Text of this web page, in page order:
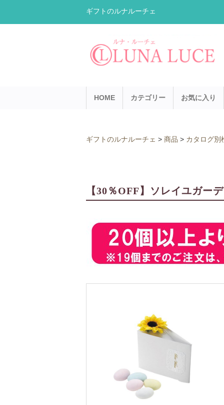
ギフトのルナルーチェ
HOME カテゴリー お気に入り
ギフトのルナルーチェ > 商品 > カタログ別
【30％OFF】ソレイユガー